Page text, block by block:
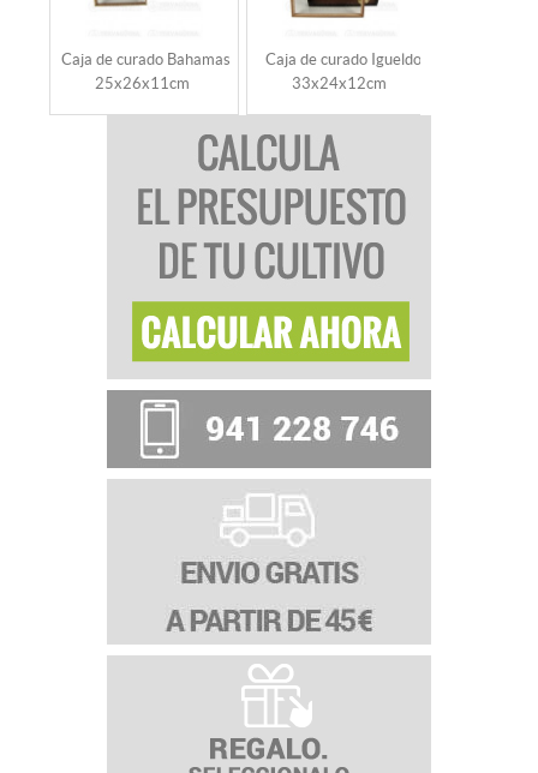
Caja de curado Bahamas
25x26x11cm
Caja de curado Igueldo
33x24x12cm